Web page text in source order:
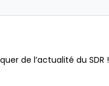
de l’actualité du SDR !